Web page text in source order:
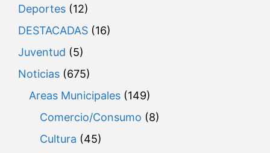
Deportes (12)
DESTACADAS (16)
Juventud (5)
Noticias (675)
Areas Municipales (149)
Comercio/Consumo (8)
Cultura (45)